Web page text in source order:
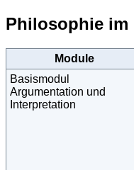
Philosophie im
Module
Basismodul
Argumentation und
Interpretation